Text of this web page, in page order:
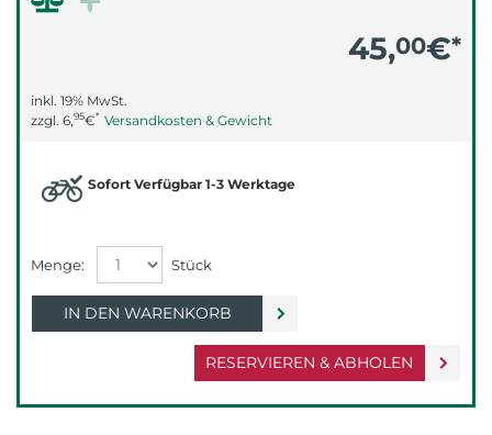
45,00€*
inkl. 19% MwSt.
zzgl. 6,95€* Versandkosten & Gewicht
RESERVIEREN & ABHOLEN
Sofort Verfügbar 1-3 Werktage
IN DEN WARENKORB